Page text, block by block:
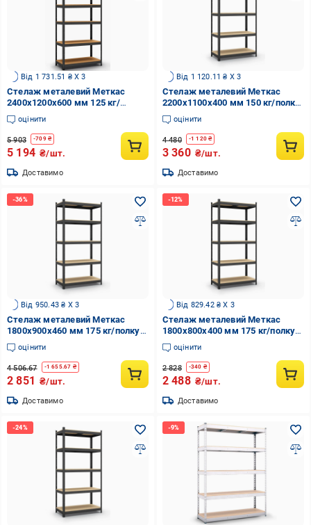
Від 1 731.51 ₴ X 3
Стелаж металевий Меткас
2400x1200x600 мм 125 кг/
полицю МДФ фарбований
Чорний (БМЧ-21)
оцінити
5 903 -709₴
5 194 ₴/шт.
Доставимо
Від 1 120.11 ₴ X 3
Стелаж металевий Меткас
2200x1100x400 мм 150 кг/полку
МДФ фарбований Чорний
(БМЧ-15)
оцінити
4 480 -1 120 ₴
3 360 ₴/шт.
Доставимо
Від 950.43 ₴ X 3
Стелаж металевий Меткас
1800x900x460 мм 175 кг/полку
МДФ фарбований Чорний
(БМЧ-8)
оцінити
4 506.67 -1 655.67 ₴
2 851 ₴/шт.
Доставимо
Від 829.42 ₴ X 3
Стелаж металевий Меткас
1800x800x400 мм 175 кг/полку
МДФ фарбований Чорний
(БМЧ-5)
оцінити
2 828 -340 ₴
2 488 ₴/шт.
Доставимо